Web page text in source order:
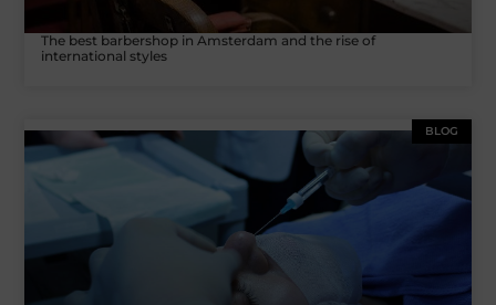
The best barbershop in Amsterdam and the rise of
international styles
BLOG